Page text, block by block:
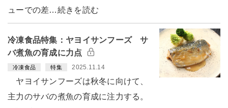
ューでの差…続きを読む
冷凍食品特集：ヤヨイサンフーズ サ
バ煮魚の育成に力点
冷凍食品 特集 2025.11.14
ヤヨイサンフーズは秋冬に向けて、
主力のサバの煮魚の育成に注力する。